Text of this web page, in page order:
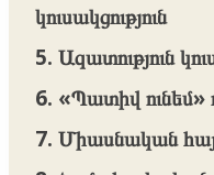
կուսակցություն
5. Ազատություն
6. «Պատիվ ունեմ»
7. Միասնական